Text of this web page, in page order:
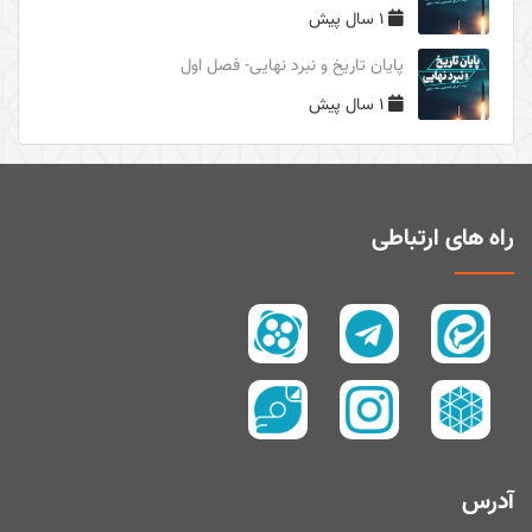
دوری از مرگ جاهلیت
سال1395
سال 1394
زیارت و توسل
پیامبر امّی (صلی الله علیه و آله و سلم)
تفسیر سورۀ کوثر
سال 1397
سال 1395
1 سال پیش
پایان تاریخ و نبرد نهایی- فصل اول
1 سال پیش
راه های ارتباطی
آدرس